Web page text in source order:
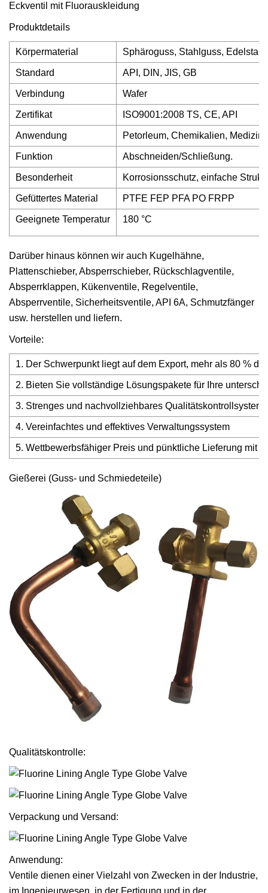
Eckventil mit Fluorauskleidung
Produktdetails
Körpermaterial Sphäroguss, Stahlguss, Edelstahl
Standard API, DIN, JIS, GB
Verbindung Wafer
Zertifikat ISO9001:2008 TS, CE, API
Anwendung Petorleum, Chemikalien,
Funktion Abschneiden/Schließung.
Besonderheit Korrosionsschutz, einfache
Gefüttertes Material PTFE FEP PFA PO FRPP
Geeignete Temperatur 180 °C
Darüber hinaus können wir auch Kugelhähne,
Plattenschieber, Absperrschieber, Rückschlagventile,
Absperrklappen, Kükenventile, Regelventile,
Absperrventile, Sicherheitsventile, API 6A, Schmutzfänger
usw. herstellen und liefern.
Vorteile:
1. Der Schwerpunkt liegt auf dem Export, mehr als 80 %
2. Bieten Sie vollständige Lösungspakete für Ihre
3. Strenges und nachvollziehbares Qualitätskontrollsystem
4. Vereinfachtes und effektives Verwaltungssystem
5. Wettbewerbsfähiger Preis und pünktliche Lieferung mit
Gießerei (Guss- und Schmiedeteile)
Qualitätskontrolle:
Verpackung und Versand:
Anwendung:
Ventile dienen einer Vielzahl von Zwecken in der Industrie,
im Ingenieurwesen, in der Fertigung und in der